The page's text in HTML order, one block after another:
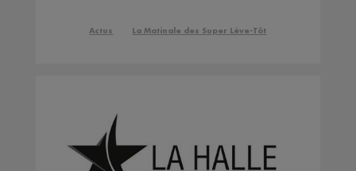
Actus La Matinale des Super Lève-Tôt